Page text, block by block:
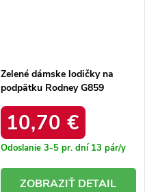
Zelené dámske lodičky na
podpätku Rodney G859
10,70 €
Odoslanie 3-5 pr. dní 13 pár/y
DETAIL